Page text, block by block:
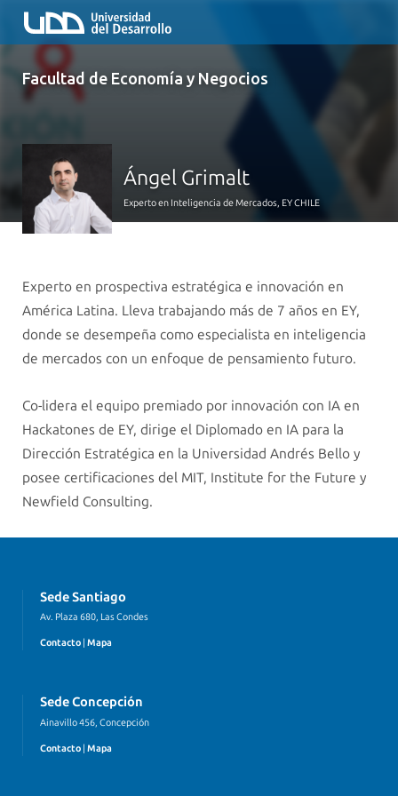
Facultad de Economía y Negocios
Ángel Grimalt
Experto en Inteligencia de Mercados, EY CHILE
Experto en prospectiva estratégica e innovación en
América Latina. Lleva trabajando más de 7 años en EY,
donde se desempeña como especialista en inteligencia
de mercados con un enfoque de pensamiento futuro.
Co-lidera el equipo premiado por innovación con IA en
Hackatones de EY, dirige el Diplomado en IA para la
Dirección Estratégica en la Universidad Andrés Bello y
posee certificaciones del MIT, Institute for the Future y
Newfield Consulting.
Sede Santiago
Av. Plaza 680, Las Condes
Contacto Mapa
Sede Concepción
Ainavillo 456, Concepción
Contacto | Mapa